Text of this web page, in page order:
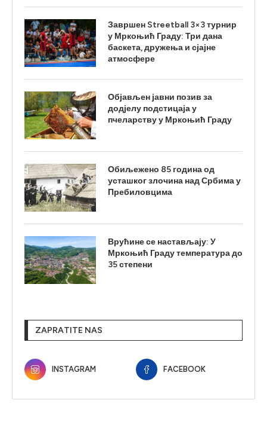
Завршен Streetball 3×3 турнир
у Мркоњић Граду: Три дана
баскета, дружења и сјајне
атмосфере
Објављен јавни позив за
додјелу подстицаја у
пчеларству у Мркоњић Граду
Обиљежено 85 година од
усташког злочина над Србима у
Пребиловцима
Врућине се настављају: У
Мркоњић Граду температура до
35 степени
ZAPRATITE NAS
INSTAGRAM FACEBOOK